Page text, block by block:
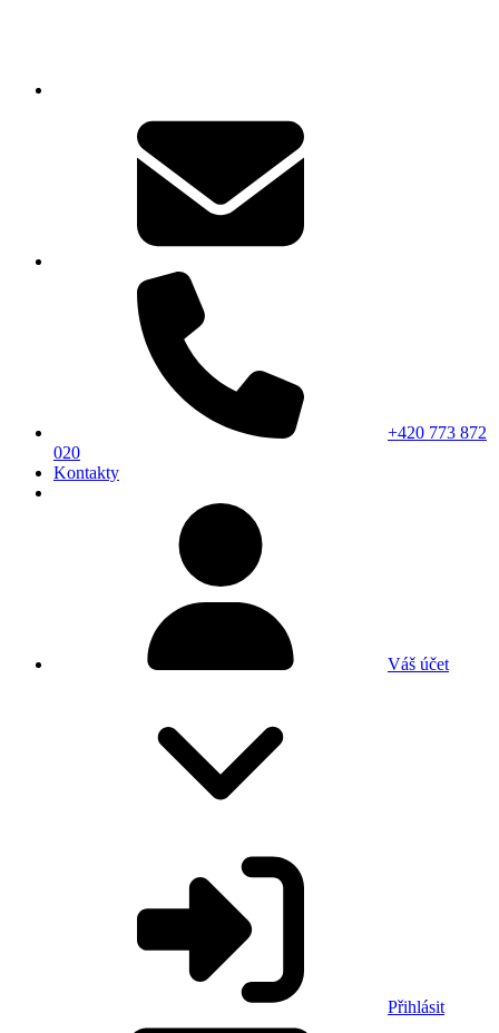
+420 773 872
020
Kontakty
Váš účet
Přihlásit